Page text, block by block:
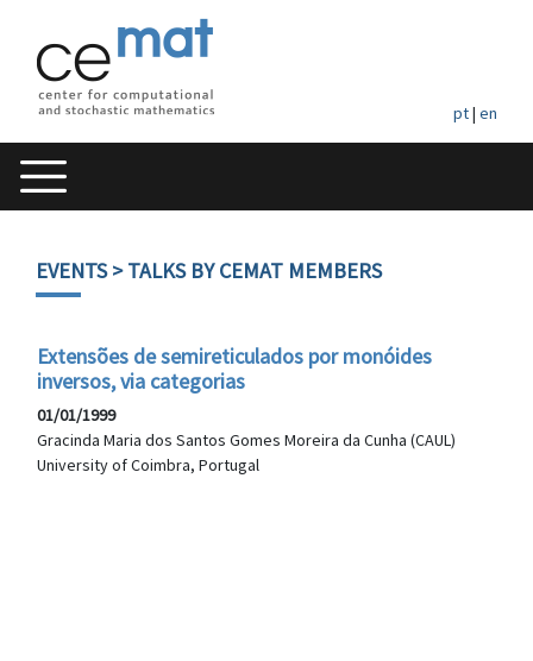
pt| en
EVENTS> TALKS BY CEMAT MEMBERS
Extensões de semireticulados por monóides
inversos, via categorias
01/01/1999
Gracinda Maria dos Santos Gomes Moreira da Cunha (CAUL)
University of Coimbra, Portugal